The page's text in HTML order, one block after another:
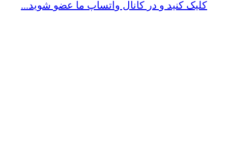
کلیک کنید و در کانال واتساپ ما عضو شوید...